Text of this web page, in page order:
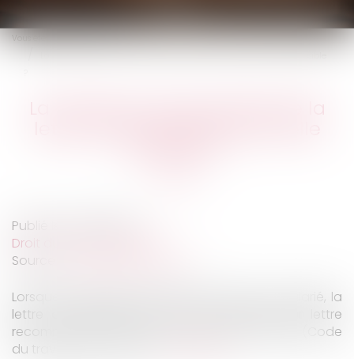
Ouvrir
le
menu
Vous êtes ici :Accueil
La remise en main propre de la
Publié le :
Droit du travail - Salariés
Source :
Lorsque l’employeur décide de licencier un salarié, la
lettre de licenciement doit être notifiée par lettre
recommandée avec avis de réception (LRAR) (Code
du travail, art. L. 1232-6)...